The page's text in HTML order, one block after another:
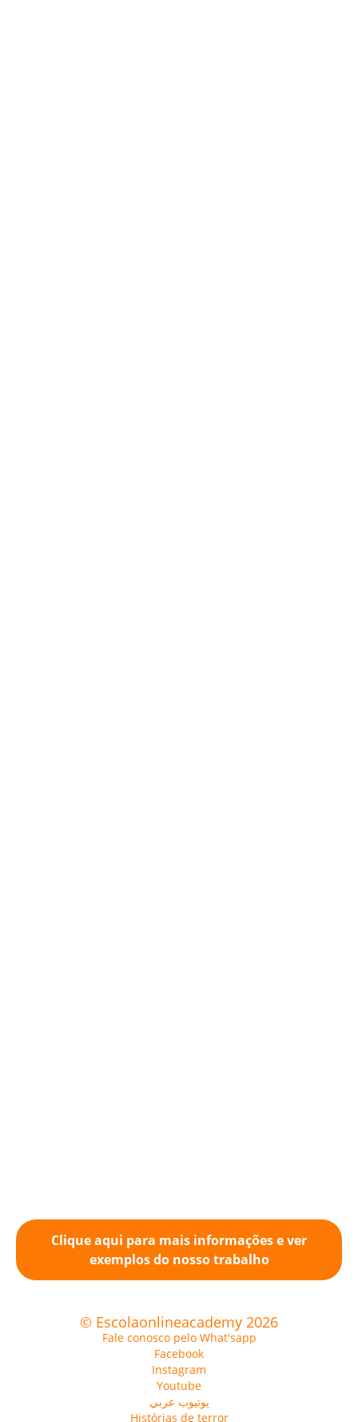
Clique aqui para mais informações e ver
exemplos do nosso trabalho
© Escolaonlineacademy 2026
Fale conosco pelo What'sapp
Facebook
Instagram
Youtube
يوتيوب عربي
Histórias de terror